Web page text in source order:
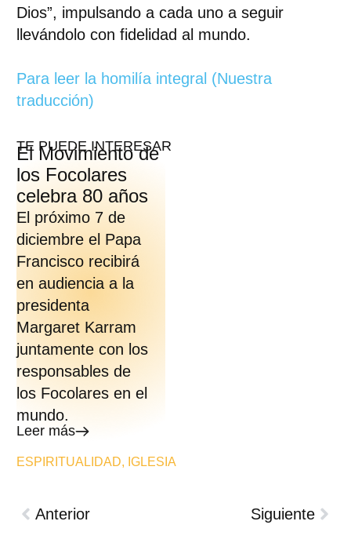
Dios”, impulsando a cada uno a seguir
llevándolo con fidelidad al mundo.
Para leer la homilía integral (Nuestra
traducción)
TE PUEDE INTERESAR
El Movimiento de
los Focolares
celebra 80 años
El próximo 7 de
diciembre el Papa
Francisco recibirá
en audiencia a la
presidenta
Margaret Karram
juntamente con los
responsables de
los Focolares en el
mundo.
Leer más
ESPIRITUALIDAD, IGLESIA
Anterior Siguiente